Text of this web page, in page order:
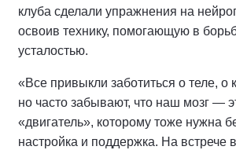
клуба сделали упражнения на
освоив технику, помогающую в
усталостью.
«Все привыкли заботиться о теле, о
но часто забывают, что наш мозг —
«двигатель», которому тоже нужна
настройка и поддержка. На встрече